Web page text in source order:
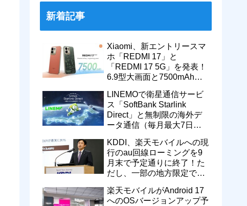
新着記事
Xiaomi、新エントリースマ
ホ「REDMI 17」と
「REDMI 17 5G」を発表！
6.9型大画面と7500mAhバ
でも発売予定
LINEMOで衛星通信サービ
ス「SoftBank Starlink
Direct」と無制限の海外デ
ータ通信（毎月最大7日
から利用可能
KDDI、楽天モバイルへの現
行のau回線ローミングを9
月末で予定通りに終了！た
だし、一部の地方限定では
維持に協力へ
楽天モバイルがAndroid 17
へのOSバージョンアップ予